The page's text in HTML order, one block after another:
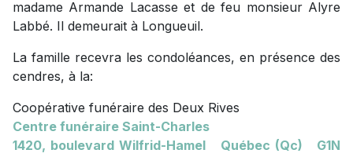
madame Armande Lacasse et de feu monsieur Alyre
Labbé. Il demeurait à Longueuil.
La famille recevra les condoléances, en présence des
cendres, à la:
Coopérative funéraire des Deux Rives
Centre funéraire Saint-Charles
1420, boulevard Wilfrid-Hamel Québec (Qc) G1N